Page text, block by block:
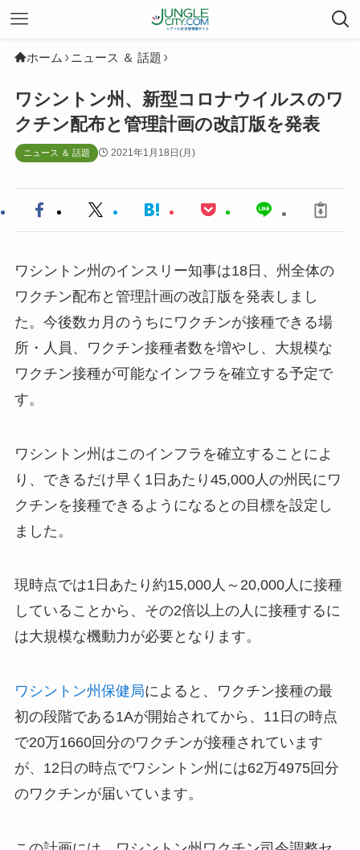
ホーム ニュース ＆ 話題
ワシントン州、新型コロナウイルスのワ
クチン配布と管理計画の改訂版を発表
ニュース ＆ 話題 2021年1月18日(月)
ワシントン州のインスリー知事は18日、州全体の
ワクチン配布と管理計画の改訂版を発表しまし
た。今後数カ月のうちにワクチンが接種できる場
所・人員、ワクチン接種者数を増やし、大規模な
ワクチン接種が可能なインフラを確立する予定で
す。
ワシントン州はこのインフラを確立することによ
り、できるだけ早く1日あたり45,000人の州民にワ
クチンを接種できるようになるとの目標を設定し
ました。
現時点では1日あたり約15,000人～20,000人に接種
していることから、その2倍以上の人に接種するに
は大規模な機動力が必要となります。
ワシントン州保健局によると、ワクチン接種の最
初の段階である1Aが開始されてから、11日の時点
で20万1660回分のワクチンが接種されています
が、12日の時点でワシントン州には62万4975回分
のワクチンが届いています。